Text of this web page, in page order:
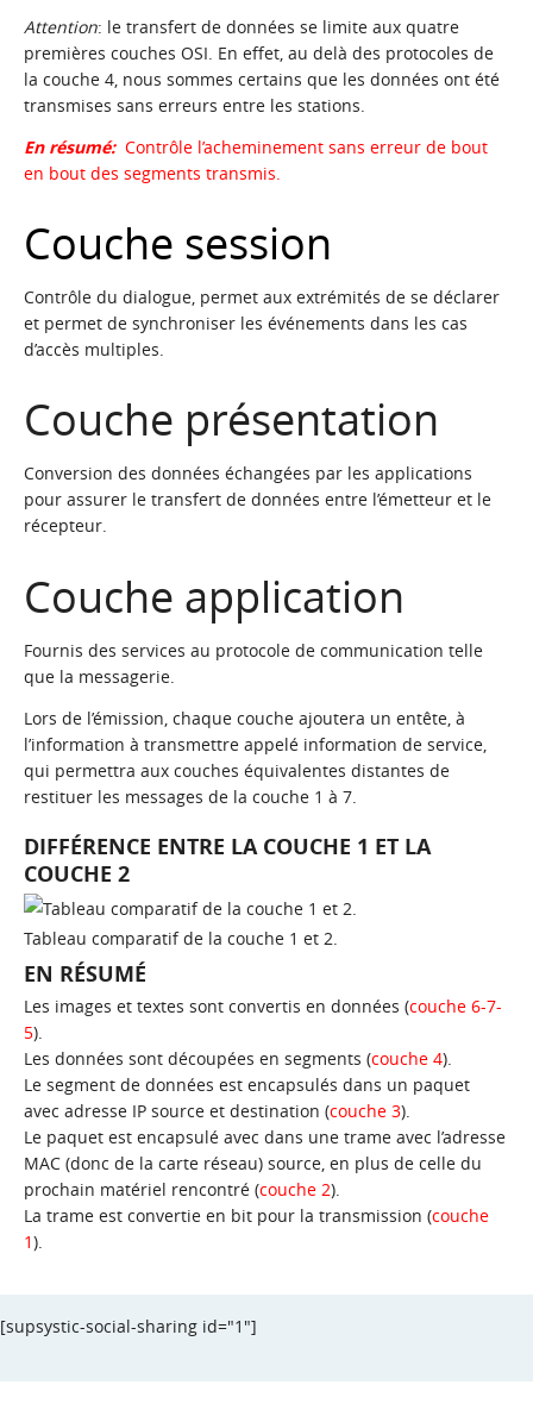
Attention: le transfert de données se limite aux quatre
premières couches OSI. En effet, au delà des protocoles de
la couche 4, nous sommes certains que les données ont été
transmises sans erreurs entre les stations.
En résumé: Contrôle l’acheminement sans erreur de bout
en bout des segments transmis.
Couche session
Contrôle du dialogue, permet aux extrémités de se déclarer
et permet de synchroniser les événements dans les cas
d’accès multiples.
Couche présentation
Conversion des données échangées par les applications
pour assurer le transfert de données entre l’émetteur et le
récepteur.
Couche application
Fournis des services au protocole de communication telle
que la messagerie.
Lors de l’émission, chaque couche ajoutera un entête, à
l’information à transmettre appelé information de service,
qui permettra aux couches équivalentes distantes de
restituer les messages de la couche 1 à 7.
DIFFÉRENCE ENTRE LA COUCHE 1 ET LA
COUCHE 2
Tableau comparatif de la couche 1 et 2.
EN RÉSUMÉ
Les images et textes sont convertis en données (couche 6-7-
5).
Les données sont découpées en segments (couche 4).
Le segment de données est encapsulés dans un paquet
avec adresse IP source et destination (couche 3).
Le paquet est encapsulé avec dans une trame avec l’adresse
MAC (donc de la carte réseau) source, en plus de celle du
prochain matériel rencontré (couche 2).
La trame est convertie en bit pour la transmission (couche
1).
[supsystic-social-sharing id="1"]